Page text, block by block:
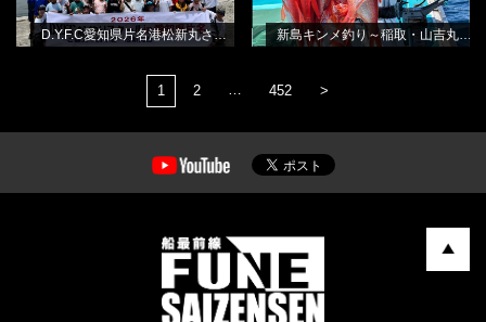
D.Y.F.C愛知県片名港松新丸さん・シロギススクール
1 2 … 452 >